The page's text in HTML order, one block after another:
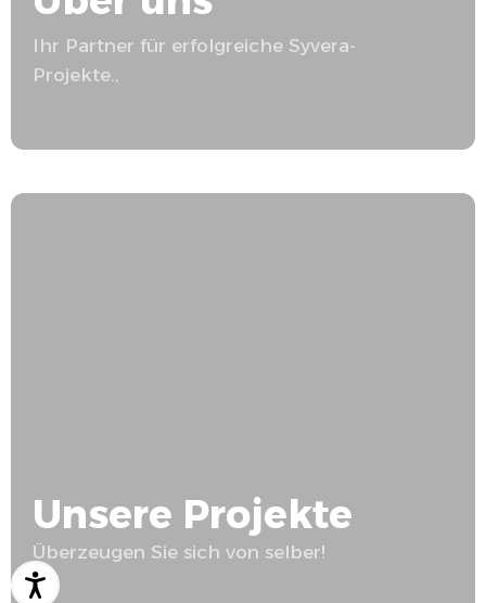
Ihr Partner für erfolgreiche Syvera-
Projekte.,
Unsere Projekte
Überzeugen Sie sich von selber!